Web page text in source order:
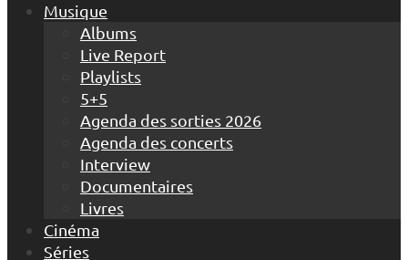
Musique
Albums
Live Report
Playlists
5+5
Agenda des sorties 2026
Agenda des concerts
Interview
Documentaires
Livres
Cinéma
Séries